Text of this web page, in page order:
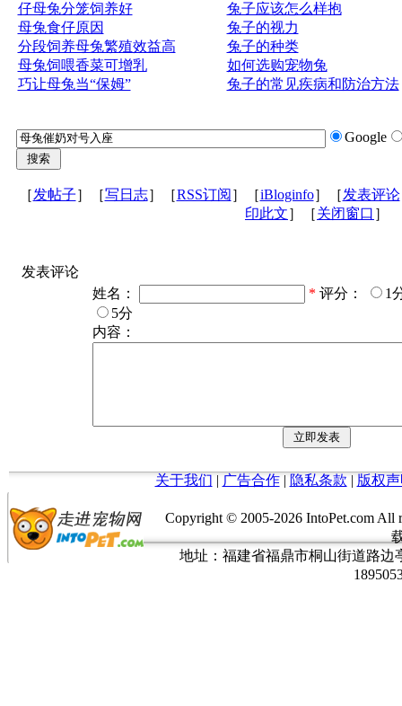
仔母兔分笼饲养好
母兔食仔原因
分段饲养母兔繁殖效益高
母兔饲喂香菜可增乳
巧让母兔当“保姆”
兔子应该怎么样抱
兔子的视力
兔子的种类
如何选购宠物兔
兔子的常见疾病和防治方法
Google
［发帖子］［写日志］［RSS订阅 ］［iBloginfo］［发表评论
印此文］［关闭窗口 ］
发表评论
姓名：
* 评分：
1
5分
内容：
关于我们 | 广告合作| 隐私条款 | 版权
Copyright © 2005-2026 IntoPet.com
地址：福建省福鼎市桐山街道路边